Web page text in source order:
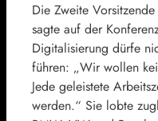
Die Zweite
sagte auf der
Digitalisierung dürfe
führen: „Wir wollen
Jede geleistete
werden.“ Sie lobte